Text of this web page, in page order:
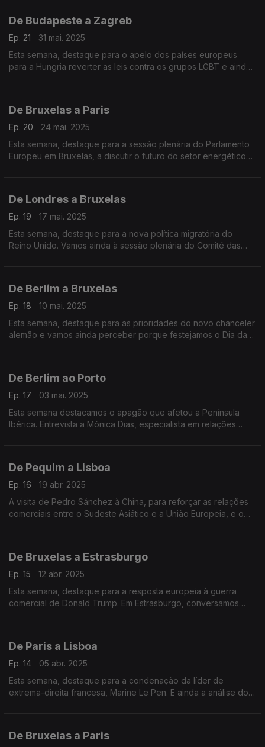
De Budapeste a Zagreb
Ep. 21
31 mai. 2025
Esta semana, destaque para o apelo dos países europeus
para a Hungria reverter as leis contra os grupos LGBT e ainda
De Bruxelas a Paris
Ep. 20
24 mai. 2025
Esta semana, destaque para a sessão plenária do Parlamento
Europeu em Bruxelas, a discutir o futuro do setor energético
De Londres a Bruxelas
Ep. 19
17 mai. 2025
Esta semana, destaque para a nova política migratória do
Reino Unido. Vamos ainda à sessão plenária do Comité das
De Berlim a Bruxelas
Ep. 18
10 mai. 2025
Esta semana, destaque para as prioridades do novo chanceler
alemão e vamos ainda perceber porque festejamos o Dia da
De Berlim ao Porto
Ep. 17
03 mai. 2025
Esta semana destacamos o apagão que afetou a Península
Ibérica. Entrevista a Mónica Dias, especialista em relações
De Pequim a Lisboa
Ep. 16
19 abr. 2025
A visita de Pedro Sánchez à China, para reforçar as relações
comerciais entre o Sudeste Asiático e a União Europeia, e o
De Bruxelas a Estrasburgo
Ep. 15
12 abr. 2025
Esta semana, destaque para a resposta europeia à guerra
comercial de Donald Trump. Em Estrasburgo, conversamos
De Paris a Lisboa
Ep. 14
05 abr. 2025
Esta semana, destaque para a condenação da líder de
extrema-direita francesa, Marine Le Pen. E ainda a análise do
De Bruxelas a Paris